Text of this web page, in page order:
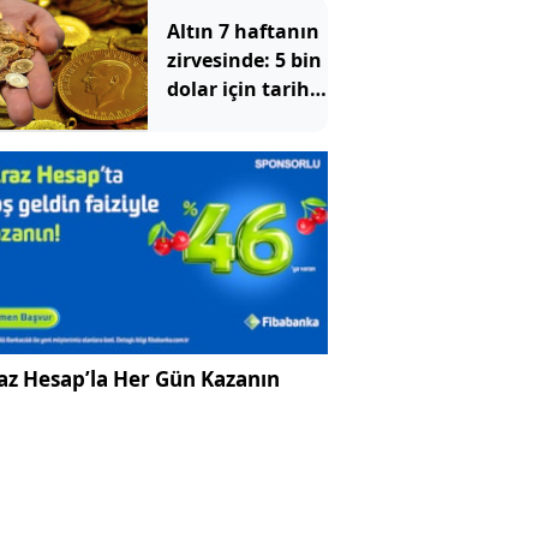
alarmı!
Altın 7 haftanın
zirvesinde: 5 bin
dolar için tarih
Hesap’la Her Gün Kazanın